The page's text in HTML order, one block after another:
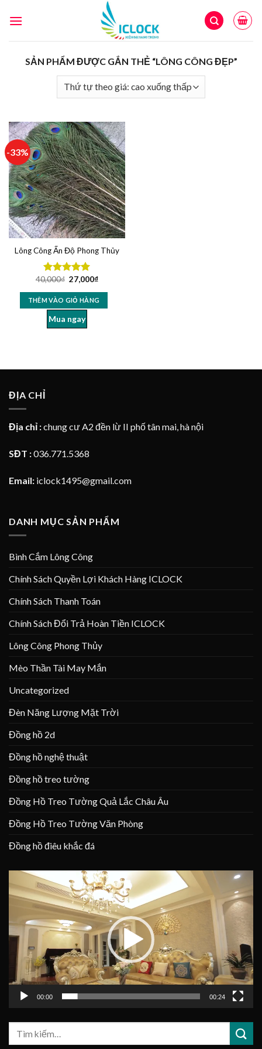
SẢN PHẨM ĐƯỢC GẮN THẺ “LÔNG CÔNG ĐẸP”
-33%
Lông Công Ấn Độ Phong Thủy
Được xếp
5 sao
40,000₫ 27,000₫
THÊM VÀO GIỎ HÀNG
Mua ngay
ĐỊA CHỈ
Địa chỉ :chung cư A2 đền lừ II phố tân mai, hà nội
SĐT :036.771.5368
Email: iclock1495@gmail.com
DANH MỤC SẢN PHẨM
Bình Cắm Lông Công
Chính Sách Quyền Lợi Khách Hàng ICLOCK
Chính Sách Thanh Toán
Chính Sách Đổi Trả Hoàn Tiền ICLOCK
Lông Công Phong Thủy
Mèo Thần Tài May Mắn
Uncategorized
Đèn Năng Lượng Mặt Trời
Đồng hồ 2d
Đồng hồ nghệ thuật
Đồng hồ treo tường
Đồng Hồ Treo Tường Quả Lắc Châu Âu
Đồng Hồ Treo Tường Văn Phòng
Đồng hồ điêu khắc đá
Trình
chơi
00:00 00:24